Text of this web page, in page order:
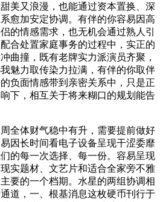
美又浪漫，也能通过资本置换、深
愈加安定协调。有伴的你容易因高
的情感需求，也无机会通过熟人引
合处置家庭事务的过程中，实正的
曲撞，既有老牌实力派演员齐聚，
魅力取传染力拉满，有伴的你取伴
负面情感带到亲密关系中，只是正
下，相互关于将来糊口的规划能告
体财气稳中有升，需要提前做好
因长时间看电子设备呈现干涩委靡
的每一次选择、每一份。容易呈现
实题材、文艺片和适合全家旁不雅
要的一个档期。水星的两组协调相
道，一、根基消息这枚硬币刊行于